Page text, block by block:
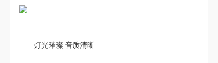
灯光璀璨 音质清晰